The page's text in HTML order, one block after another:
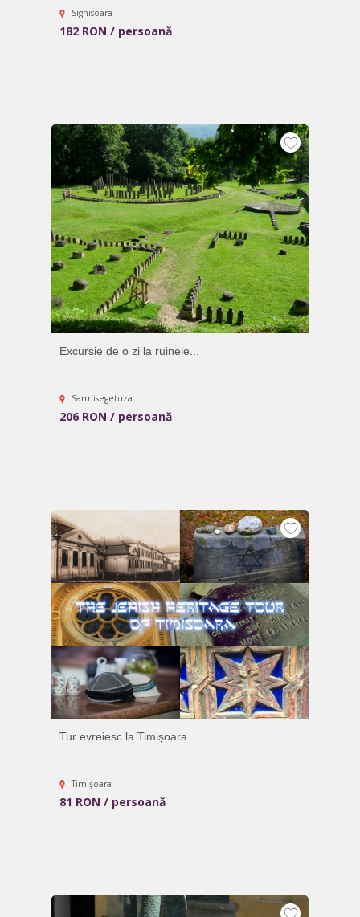
Sighisoara
182 RON / persoană
Excursie de o zi la ruinele...
Sarmisegetuza
206 RON / persoană
Tur evreiesc la Timișoara
Timișoara
81 RON / persoană